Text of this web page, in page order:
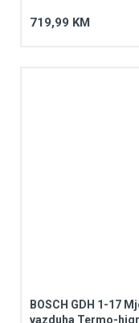
719,99 KM
BOSCH GDH 1-17
vazduha Termo-